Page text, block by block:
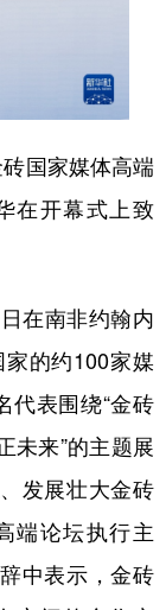
数字经济
溯源中国
会展
悦读
江苏
江西
国家媒体高端
在开幕式上致
在南非约翰内
的约100家媒
代表围绕“金砖
未来”的主题展
发展壮大金砖
端论坛执行主
中表示，金砖